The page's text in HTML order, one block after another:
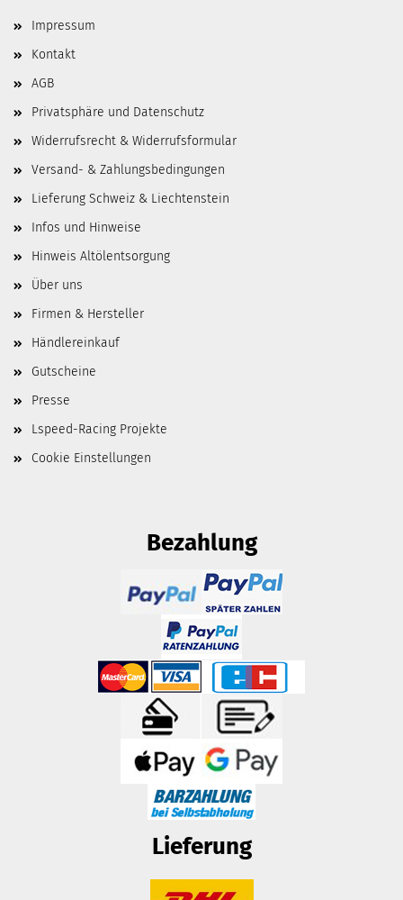
Impressum
Kontakt
AGB
Privatsphäre und Datenschutz
Widerrufsrecht & Widerrufsformular
Versand- & Zahlungsbedingungen
Lieferung Schweiz & Liechtenstein
Infos und Hinweise
Hinweis Altölentsorgung
Über uns
Firmen & Hersteller
Händlereinkauf
Gutscheine
Presse
Lspeed-Racing Projekte
Cookie Einstellungen
Bezahlung
Lieferung